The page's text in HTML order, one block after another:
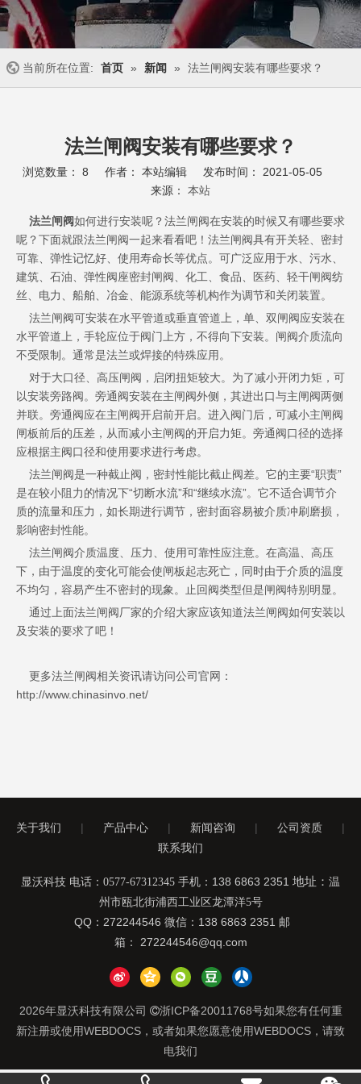
当前所在位置: 首页 » 新闻 » 法兰闸阀安装有哪些要求？
法兰闸阀安装有哪些要求？
浏览数量： 8 作者： 本站编辑 发布时间： 2021-05-05
来源： 本站
["wechat","weibo","qzone","douban","email"]
法兰闸阀如何进行安装呢？法兰闸阀在安装的时候又有哪些要求
呢？下面就跟法兰闸阀一起来看看吧！法兰闸阀具有开关轻、密封
可靠、弹性记忆好、使用寿命长等优点。可广泛应用于水、污水、
建筑、石油、弹性阀座密封闸阀、化工、食品、医药、轻干闸阀纺
丝、电力、船舶、冶金、能源系统等机构作为调节和关闭装置。
法兰闸阀可安装在水平管道或垂直管道上，单、双闸阀应安装在
水平管道上，手轮应位于阀门上方，不得向下安装。闸阀介质流向
不受限制。通常是法兰或焊接的特殊应用。
对于大口径、高压闸阀，启闭扭矩较大。为了减小开闭力矩，可
以安装旁路阀。旁通阀安装在主闸阀外侧，其进出口与主闸阀两侧
并联。旁通阀应在主闸阀开启前开启。进入阀门后，可减小主闸阀
闸板前后的压差，从而减小主闸阀的开启力矩。旁通阀口径的选择
应根据主阀口径和使用要求进行考虑。
法兰闸阀是一种截止阀，密封性能比截止阀差。它的主要“职责”
是在较小阻力的情况下“切断水流”和“继续水流”。它不适合调节介
质的流量和压力，如长期进行调节，密封面容易被介质冲刷磨损，
影响密封性能。
法兰闸阀介质温度、压力、使用可靠性应注意。在高温、高压
下，由于温度的变化可能会使闸板起志死亡，同时由于介质的温度
不均匀，容易产生不密封的现象。止回阀类型但是闸阀特别明显。
通过上面法兰闸阀厂家的介绍大家应该知道法兰闸阀如何安装以
及安装的要求了吧！
更多法兰闸阀相关资讯请访问公司官网：
http://www.chinasinvo.net/
关于我们 | 产品中心 | 新闻咨询 | 公司资质
|
联系我们
显沃科技 电话：0577-67312345 手机：138 6863 2351 地址： 温
州市瓯北街浦西工业区龙潭洋5号
QQ：272244546 微信：138 6863 2351 邮
箱： 272244546@qq.com
2026年显沃科技有限公司 浙ICP备20011768号如果您有任何重
新注册或使用WEBDOCS，或者如果您愿意使用WEBDOCS，请致
电我们